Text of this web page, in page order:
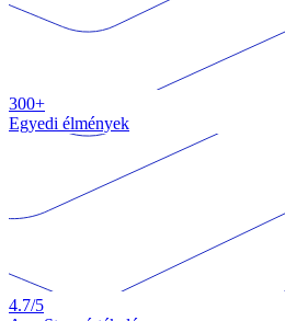
300+
Egyedi élmények
4.7/5